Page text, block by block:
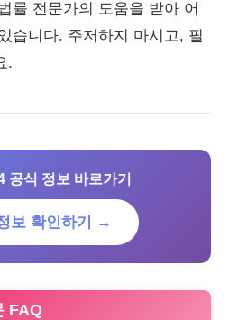
률 전문가의 도움을 받아 어
습니다. 주저하지 마시고, 필
.
공식 정보 바로가기
보 확인하기 →
FAQ